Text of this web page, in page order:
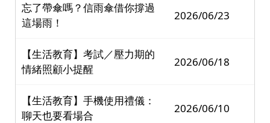
忘了帶傘嗎？信雨傘借你撐過
這場雨！
2026/06/23
【生活教育】考試／壓力期的
情緒照顧小提醒
2026/06/18
【生活教育】手機使用禮儀：
聊天也要看場合
2026/06/10